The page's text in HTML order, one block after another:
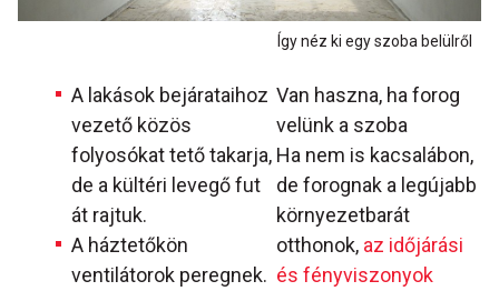
Így néz ki egy szoba belülről
Van haszna, ha forog
velünk a szoba
Ha nem is kacsalábon,
de forognak a legújabb
környezetbarát
otthonok, az időjárási
és fényviszonyok
A lakások bejárataihoz
vezető közös
folyosókat tető takarja,
de a kültéri levegő fut
át rajtuk.
A háztetőkön
ventilátorok peregnek.